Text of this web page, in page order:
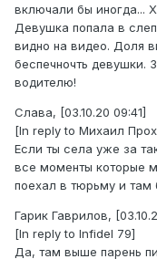
включали бы иногда...
Девушка попала в
видно на видео. Доля
беспечночть девушки.
водителю!
Слава, [03.10.20 09:41]
[In reply to Михаил
Если ты села уже за
все моменты которые
поехал в тюрьму и там
Гарик Гаврилов,
[In reply to Infidel 79]
Да, там выше парень